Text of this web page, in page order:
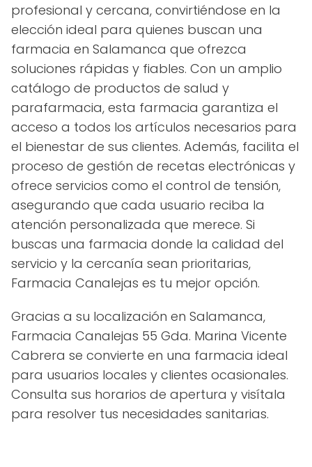
profesional y cercana, convirtiéndose en la
elección ideal para quienes buscan una
farmacia en Salamanca que ofrezca
soluciones rápidas y fiables. Con un amplio
catálogo de productos de salud y
parafarmacia, esta farmacia garantiza el
acceso a todos los artículos necesarios para
el bienestar de sus clientes. Además, facilita el
proceso de gestión de recetas electrónicas y
ofrece servicios como el control de tensión,
asegurando que cada usuario reciba la
atención personalizada que merece. Si
buscas una farmacia donde la calidad del
servicio y la cercanía sean prioritarias,
Farmacia Canalejas es tu mejor opción.
Gracias a su localización en Salamanca,
Farmacia Canalejas 55 Gda. Marina Vicente
Cabrera se convierte en una farmacia ideal
para usuarios locales y clientes ocasionales.
Consulta sus horarios de apertura y visítala
para resolver tus necesidades sanitarias.